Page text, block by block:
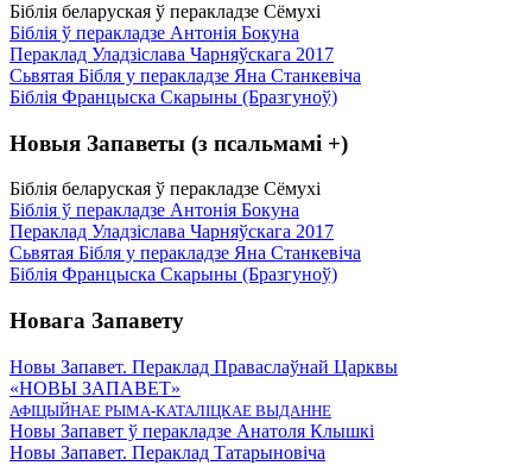
Біблія беларуская ў перакладзе Сёмухі
Біблія ў перакладзе Антонія Бокуна
Пераклад Уладзіслава Чарняўскага 2017
Сьвятая Бібля у перакладзе Яна Станкевіча
Біблія Францыска Скарыны (Бразгуноў)
Новыя Запаветы (з псальмамі +)
Біблія беларуская ў перакладзе Сёмухі
Біблія ў перакладзе Антонія Бокуна
Пераклад Уладзіслава Чарняўскага 2017
Сьвятая Бібля у перакладзе Яна Станкевіча
Біблія Францыска Скарыны (Бразгуноў)
Новага Запавету
Новы Запавет. Пераклад Праваслаўнай Царквы
«НОВЫ ЗАПАВЕТ»
АФІЦЫЙНАЕ РЫМА-КАТАЛІЦКАЕ ВЫДАННЕ
Новы Запавет ў перакладзе Анатоля Клышкi
Новы Запавет. Пераклад Татарыновіча